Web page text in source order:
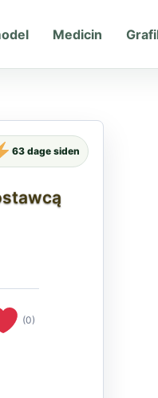
Medicin
(0)
63 dage siden